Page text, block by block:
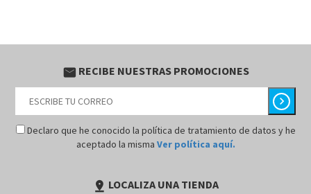
email RECIBE NUESTRAS PROMOCIONES
chevron_right
Declaro que he conocido la política de tratamiento de datos y he
aceptado la misma Ver política aquí.
pin_drop LOCALIZA UNA TIENDA